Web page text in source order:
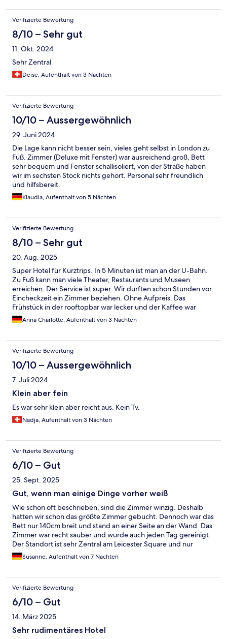
Verifizierte Bewertung
8/10 – Sehr gut
11. Okt. 2024
Sehr Zentral
Deise, Aufenthalt von 3 Nächten
Verifizierte Bewertung
10/10 – Aussergewöhnlich
29. Juni 2024
Die Lage kann nicht besser sein, vieles geht selbst in London zu
Fuß. Zimmer (Deluxe mit Fenster) war ausreichend groß, Bett
sehr bequem und Fenster schallisoliert, von der Straße haben
wir im sechsten Stock nichts gehört. Personal sehr freundlich
und hilfsbereit.
Klaudia, Aufenthalt von 5 Nächten
Verifizierte Bewertung
8/10 – Sehr gut
20. Aug. 2025
Super Hotel für Kurztrips. In 5 Minuten ist man an der U-Bahn.
Zu Fuß kann man viele Theater, Restaurants und Museen
erreichen. Der Service ist super. Wir durften schon Stunden vor
Eincheckzeit ein Zimmer beziehen. Ohne Aufpreis. Das
Frühstück in der rooftopbar war lecker und der Kaffee war
hervorragend. Der Ausblick tut einiges dazu. Es gibt sogar eine
kleine Terrasse, wo man rauchen kann. Die Zimmer sind ok. Es
Betten sind sehr bequem. Vielen Dank an die netten Mitarbeiter
des Hotels. Es war ein sehr schöner Aufenthalt. Ich würde das
Hotel wieder buchen.
Anna Charlotte, Aufenthalt von 3 Nächten
Verifizierte Bewertung
10/10 – Aussergewöhnlich
7. Juli 2024
Klein aber fein
Es war sehr klein aber reicht aus. Kein Tv.
Nadja, Aufenthalt von 3 Nächten
Verifizierte Bewertung
6/10 – Gut
25. Sept. 2025
Gut, wenn man einige Dinge vorher weiß
Wie schon oft beschrieben, sind die Zimmer winzig. Deshalb
hatten wir schon das größte Zimmer gebucht. Dennoch war das
Bett nur 140cm breit und stand an einer Seite an der Wand. Das
Zimmer war recht sauber und wurde auch jeden Tag gereinigt.
Der Standort ist sehr Zentral am Leicester Square und nur
ein,zwei Minuten von Chinatown und Trafalgar Square entfernt.
Zum Picadilly Circus sind es 5 Gehminuten, zur Tube 2 Minuten.
Personal gab es nur am Eingang und das Reinigungspersonal
auf der Etage. Einer der beiden Aufzüge war defekt. Da diese
sehr klein waren und und in die 9. Etage bringen sollte, war
Geduld angesagt.
Susanne, Aufenthalt von 7 Nächten
Verifizierte Bewertung
6/10 – Gut
14. März 2025
Sehr rudimentäres Hotel